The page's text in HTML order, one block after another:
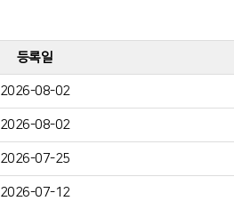
등록일
2026-08-02
2026-08-02
2026-07-25
2026-07-12